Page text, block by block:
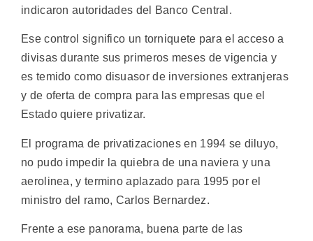
indicaron autoridades del Banco Central.
Ese control significo un torniquete para el acceso a
divisas durante sus primeros meses de vigencia y
es temido como disuasor de inversiones extranjeras
y de oferta de compra para las empresas que el
Estado quiere privatizar.
El programa de privatizaciones en 1994 se diluyo,
no pudo impedir la quiebra de una naviera y una
aerolinea, y termino aplazado para 1995 por el
ministro del ramo, Carlos Bernardez.
Frente a ese panorama, buena parte de las